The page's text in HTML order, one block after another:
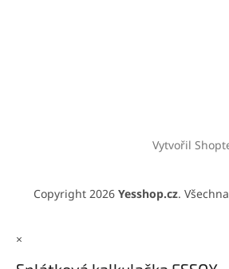
Vytvořil
Copyright 2026 Yesshop.cz.
×